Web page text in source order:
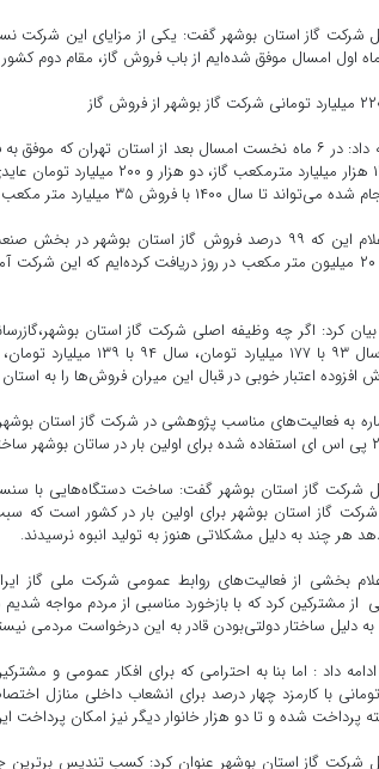
شرکت گاز استان بوشهر گفت: یکی از مزایای این شرکت
وی ادامه داد: در ۶ ماه نخست امسال بعد از استان
فروش ۱۲ هزار میلیارد
۱۴۰۰ با فروش ۳۵ میلیارد متر مکعب رتبه اول فروش گاز کشور را در دست بگیرد.
وی با اعلام این که ۹۹ درصد فروش گاز استان
برداشت ۲۰ میلیون متر مکعب در روز دریافت کرده‌ایم که این
افزوده اعتبار خوبی در قبال این میران فروش‌ها را به
شرکت گاز استان بوشهر گفت: ساخت دستگاه‌هایی با
گاز استان بوشهر برای اولین بار در کشور است که
هر چند به دلیل مشکلاتی هنوز به تولید انبوه نرسیدند.
بخشی از فعالیت‌های روابط عمومی شرکت ملی گاز
از مشترکین کرد که با بازخورد مناسبی از مردم مواجه
دلیل ساختار دولتی‌بودن قادر به این درخواست مردمی
داد : اما بنا به احترامی که برای افکار عمومی و
با کارمزد چهار درصد برای انشعاب داخلی منازل
پرداخت شده و تا دو هزار خانوار دیگر نیز امکان پرداخت
شرکت گاز استان بوشهر عنوان کرد: کسب تندیس